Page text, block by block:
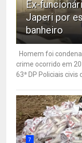
Ex-
Japeri por
banheiro
Homem foi
crime ocorrido em
63ª DP Policiais civis
7